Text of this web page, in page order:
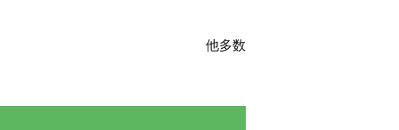
他多数